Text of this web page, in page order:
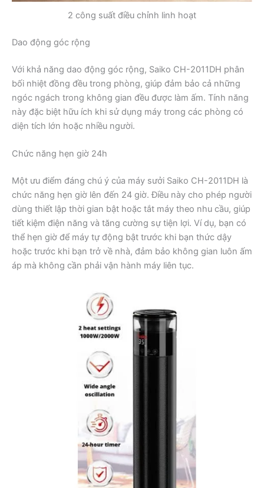
2 công suất điều chỉnh linh hoạt
Dao động góc rộng
Với khả năng dao động góc rộng, Saiko CH-2011DH phân
bối nhiệt đồng đều trong phòng, giúp đảm bảo cả những
ngóc ngách trong không gian đều được làm ấm. Tính năng
này đặc biệt hữu ích khi sử dụng máy trong các phòng có
diện tích lớn hoặc nhiều người.
Chức năng hẹn giờ 24h
Một ưu điểm đáng chú ý của máy sưởi Saiko CH-2011DH là
chức năng hẹn giờ lên đến 24 giờ. Điều này cho phép người
dùng thiết lập thời gian bật hoặc tắt máy theo nhu cầu, giúp
tiết kiệm điện năng và tăng cường sự tiện lợi. Ví dụ, bạn có
thể hẹn giờ để máy tự động bật trước khi bạn thức dậy
hoặc trước khi bạn trở về nhà, đảm bảo không gian luôn ấm
áp mà không cần phải vận hành máy liên tục.